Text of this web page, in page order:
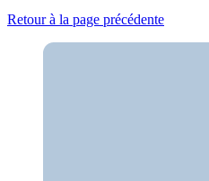
Retour à la page précédente